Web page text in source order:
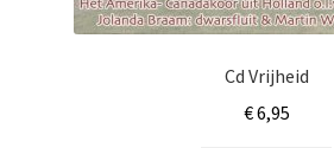
Cd Vrijheid
€6,95